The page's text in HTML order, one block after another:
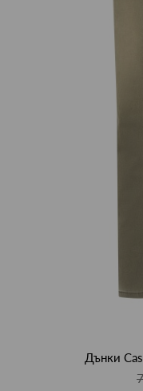
Дънки